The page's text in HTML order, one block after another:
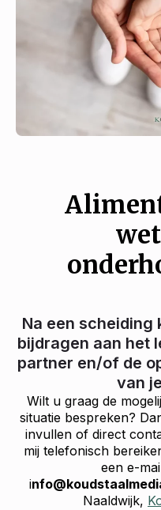
Na een scheiding
bijdragen aan het
partner en/of de
van
Wilt u graag de
situatie bespreken?
invullen of direct
mij telefonisch
een e-
i
Naaldwijk,